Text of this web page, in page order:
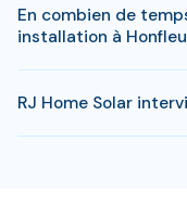
installation standard
à Honfleur. Si votre
Calvados, des règles
Home Solar gère
En combien de
installation à
investissement est
standard. L'electricite
RJ Home Solar